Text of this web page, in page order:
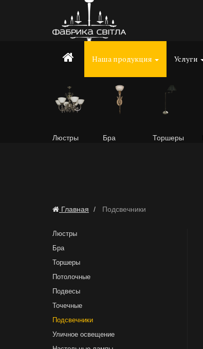
Наша продукция Услуги
Люстры Бра Торшеры
Главная Подсвечники
Люстры
Бра
Торшеры
Потолочные
Подвесы
Точечные
Подсвечники
Уличное освещение